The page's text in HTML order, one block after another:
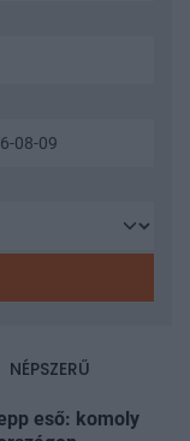
NÉPSZERŰ
eső: komoly